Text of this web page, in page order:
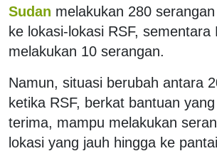
Sudan melakukan 280
ke lokasi-lokasi RSF, sementara
melakukan 10 serangan.
Namun, situasi berubah antara
ketika RSF, berkat bantuan
terima, mampu melakukan
lokasi yang jauh hingga ke